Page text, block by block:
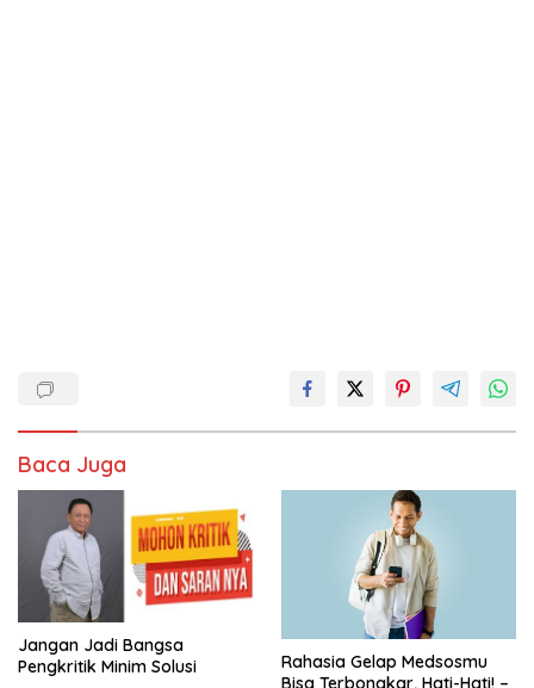
Baca Juga
Jangan Jadi Bangsa
Pengkritik Minim Solusi
Rahasia Gelap Medsosmu
Bisa Terbongkar, Hati-Hati! –